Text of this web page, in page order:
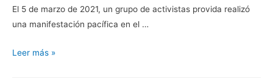
El 5 de marzo de 2021, un grupo de activistas provida realizó
una manifestación pacífica en el …
La
Leer más »